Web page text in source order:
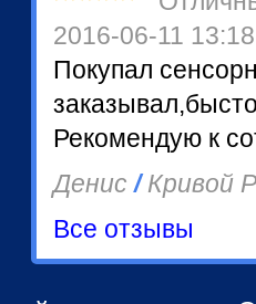
2016-06-11 13:18
Покупал
Рекомендую к
Денис/Кривой
Все отзывы